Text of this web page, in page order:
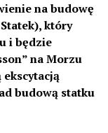
na budowę
który
i będzie
na Morzu
ekscytacją
budową statku